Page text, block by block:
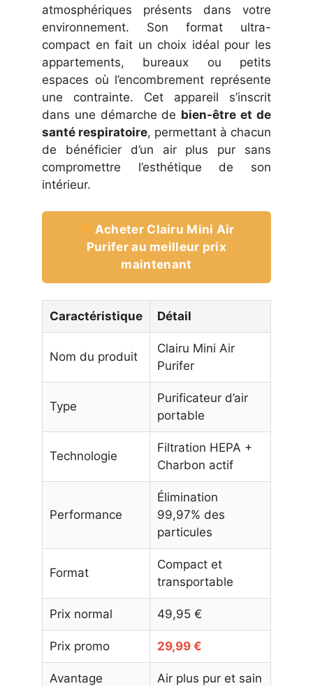
atmosphériques présents dans votre
environnement. Son format ultra-
compact en fait un choix idéal pour les
appartements, bureaux ou petits
espaces où l’encombrement représente
une contrainte. Cet appareil s’inscrit
dans une démarche de bien-être et de
santé respiratoire, permettant à chacun
de bénéficier d’un air plus pur sans
compromettre l’esthétique de son
intérieur.
Acheter Clairu Mini Air
Purifer au meilleur prix
maintenant
Caractéristique Détail
Nom du produit
Clairu Mini Air
Purifer
Type
Purificateur d’air
portable
Technologie
Filtration HEPA +
Charbon actif
Performance
Élimination
99,97% des
particules
Format
Compact et
transportable
Prix normal 49,95 €
Prix promo 29,99 €
Avantage Air plus pur et sain